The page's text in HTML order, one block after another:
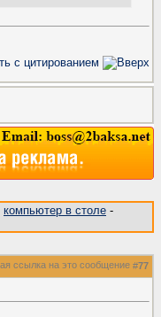
компьютер в столе -
#77